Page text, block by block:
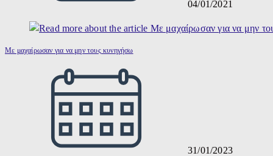
04/01/2021
Με μαχαίρωσαν για να μην τους κυνηγήσω
31/01/2023